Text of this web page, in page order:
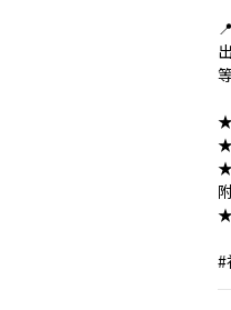
★
★
★
★
#